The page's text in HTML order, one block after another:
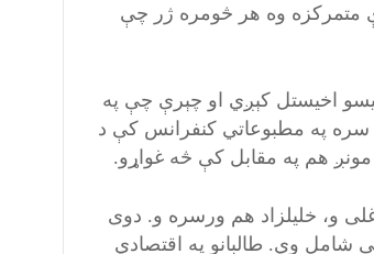
متمرکزه وه هر څومره ژر چې
اخیستل کېږي او چېرې چې په
په مطبوعاتي کنفرانس کې د
مونږ هم په مقابل کې څه غواړو.
و، خليلزاد هم ورسره و. دوی
شامل وي. طالبانو په اقتصادي